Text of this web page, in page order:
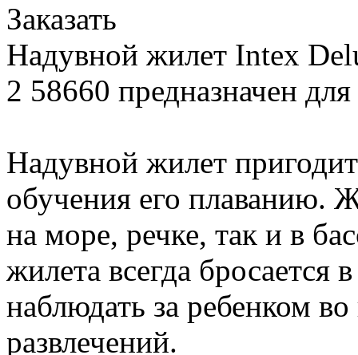
Заказать
Надувной жилет Intex
2 58660 предназначен
Надувной жилет
обучения его плаванию.
на море, речке, так и в
жилета всегда бросается
наблюдать за ребенком
развлечений.